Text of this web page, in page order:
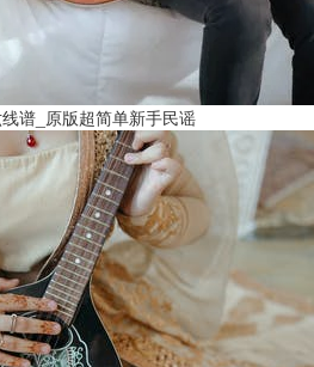
谱_原版超简单新手民谣